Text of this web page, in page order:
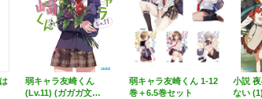
弱キャラ友崎くん
(Lv.11) (ガガガ文…
弱キャラ友崎くん 1-12
巻＋6.5巻セット
小説
ない